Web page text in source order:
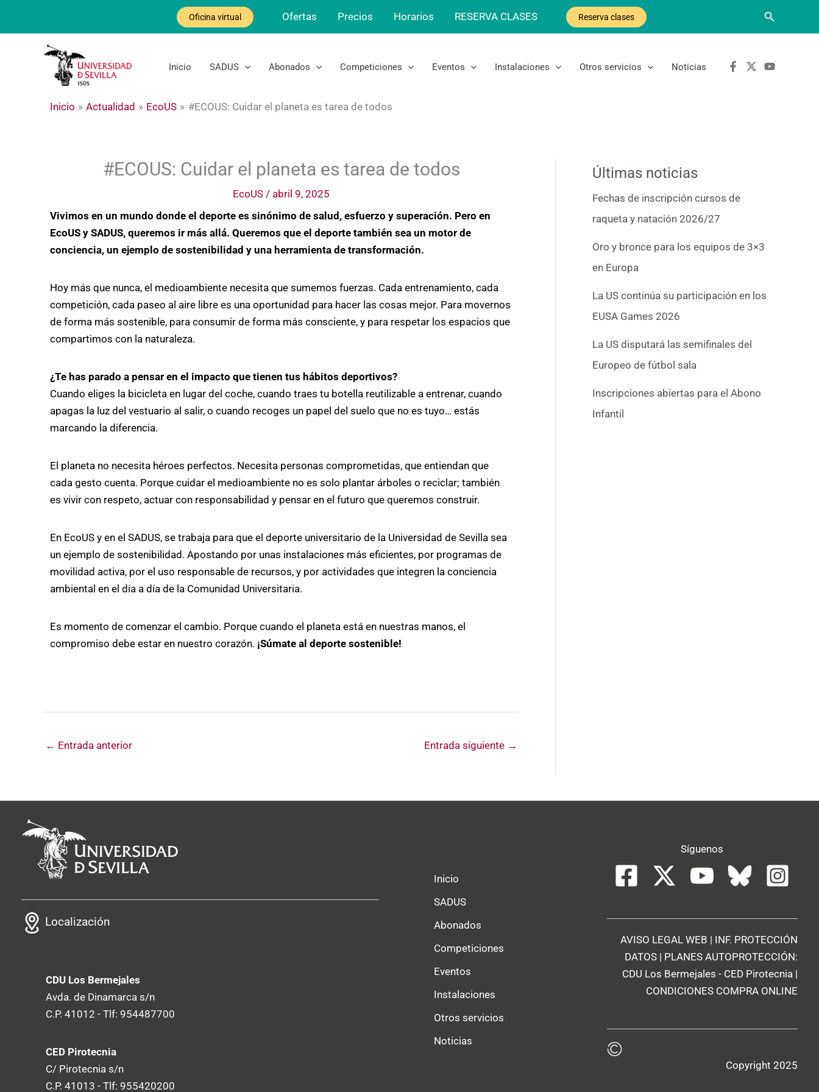
Oficina virtual Ofertas Precios Horarios RESERVA CLASES Reserva clases Buscar
Inicio SADUS Abonados Competiciones Eventos Instalaciones Otros servicios Noticias
Inicio Actualidad EcoUS #ECOUS: Cuidar el planeta es tarea de todos
#ECOUS: Cuidar el planeta es tarea de todos
EcoUS / abril 9, 2025
Vivimos en un mundo donde el deporte es sinónimo de salud, esfuerzo y superación. Pero en
EcoUS y SADUS, queremos ir más allá. Queremos que el deporte también sea un motor de
conciencia, un ejemplo de sostenibilidad y una herramienta de transformación.
Hoy más que nunca, el medioambiente necesita que sumemos fuerzas. Cada entrenamiento, cada
competición, cada paseo al aire libre es una oportunidad para hacer las cosas mejor. Para movernos
de forma más sostenible, para consumir de forma más consciente, y para respetar los espacios que
compartimos con la naturaleza.
¿Te has parado a pensar en el impacto que tienen tus hábitos deportivos?
Cuando eliges la bicicleta en lugar del coche, cuando traes tu botella reutilizable a entrenar, cuando
apagas la luz del vestuario al salir, o cuando recoges un papel del suelo que no es tuyo… estás
marcando la diferencia.
El planeta no necesita héroes perfectos. Necesita personas comprometidas, que entiendan que
cada gesto cuenta. Porque cuidar el medioambiente no es solo plantar árboles o reciclar; también
es vivir con respeto, actuar con responsabilidad y pensar en el futuro que queremos construir.
En EcoUS y en el SADUS, se trabaja para que el deporte universitario de la Universidad de Sevilla sea
un ejemplo de sostenibilidad. Apostando por unas instalaciones más eficientes, por programas de
movilidad activa, por el uso responsable de recursos, y por actividades que integren la conciencia
ambiental en el día a día de la Comunidad Universitaria.
Es momento de comenzar el cambio. Porque cuando el planeta está en nuestras manos, el
compromiso debe estar en nuestro corazón. ¡Súmate al deporte sostenible!
← Entrada anterior Entrada siguiente →
Últimas noticias
Fechas de inscripción cursos de
raqueta y natación 2026/27
Oro y bronce para los equipos de 3×3
en Europa
La US continúa su participación en los
EUSA Games 2026
La US disputará las semifinales del
Europeo de fútbol sala
Inscripciones abiertas para el Abono
Infantil
Localización
CDU Los Bermejales
Avda. de Dinamarca s/n
C.P. 41012 - Tlf: 954487700
CED Pirotecnia
C/ Pirotecnia s/n
C.P. 41013 - Tlf: 955420200
Inicio
SADUS
Abonados
Competiciones
Eventos
Instalaciones
Otros servicios
Noticias
Síguenos
AVISO LEGAL WEB | INF. PROTECCIÓN
DATOS | PLANES AUTOPROTECCIÓN:
CDU Los Bermejales - CED Pirotecnia |
CONDICIONES COMPRA ONLINE
Copyright 2025